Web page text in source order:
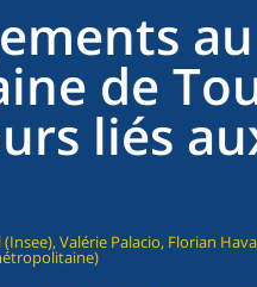
de
liés
Valérie Palacio, Florian